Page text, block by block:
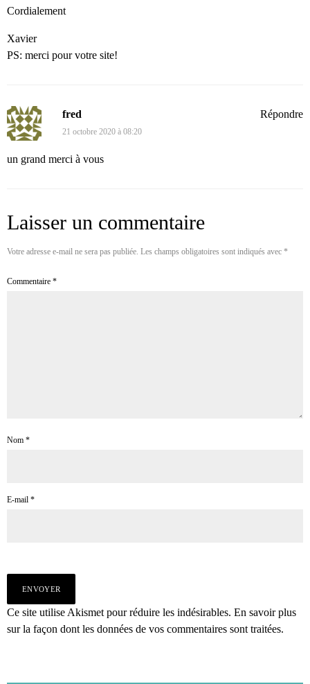
Cordialement
Xavier
PS: merci pour votre site!
fred
21 octobre 2020 à 08:20
un grand merci à vous
Répondre
Laisser un commentaire
Votre adresse e-mail ne sera pas publiée. Les champs obligatoires sont indiqués avec *
Commentaire *
Nom *
E-mail *
Ce site utilise Akismet pour réduire les indésirables. En savoir plus
sur la façon dont les données de vos commentaires sont traitées.